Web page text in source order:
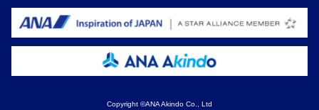
Copyright ©ANA Akindo Co., Ltd